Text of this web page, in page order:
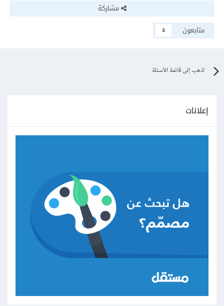
مشاركة
متابعون
3
اذهب إلى قائمة الأسئلة
إعلانات